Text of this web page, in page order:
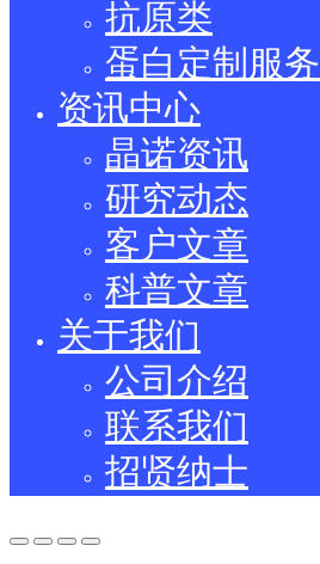
抗原类
蛋白定制服务
资讯中心
晶诺资讯
研究动态
客户文章
科普文章
关于我们
公司介绍
联系我们
招贤纳士